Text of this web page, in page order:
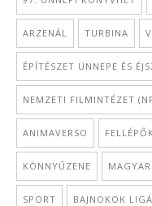
ARZENÁL TURBINA
ÉPÍTÉSZET ÜNNEPE ÉS
NEMZETI FILMINTÉZET
ANIMAVERSO
KÖNNYŰZENE
SPORT BAJNOKOK